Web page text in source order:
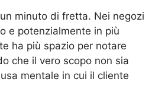
minuto di fretta. Nei negozi
e potenzialmente in più
ha più spazio per notare
che il vero scopo non sia
mentale in cui il cliente